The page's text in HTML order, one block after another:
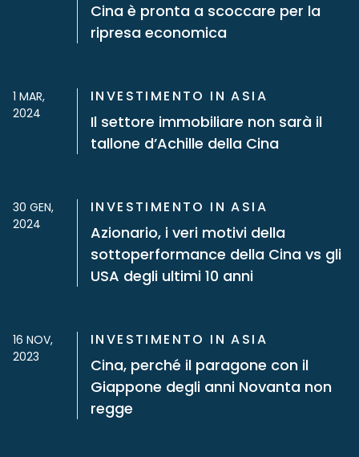
Cina è pronta a scoccare per la
ripresa economica
1 MAR,
2024
INVESTIMENTO IN ASIA
Il settore immobiliare non sarà il
tallone d’Achille della Cina
30 GEN,
2024
INVESTIMENTO IN ASIA
Azionario, i veri motivi della
sottoperformance della Cina vs gli
USA degli ultimi 10 anni
16 NOV,
2023
INVESTIMENTO IN ASIA
Cina, perché il paragone con il
Giappone degli anni Novanta non
regge